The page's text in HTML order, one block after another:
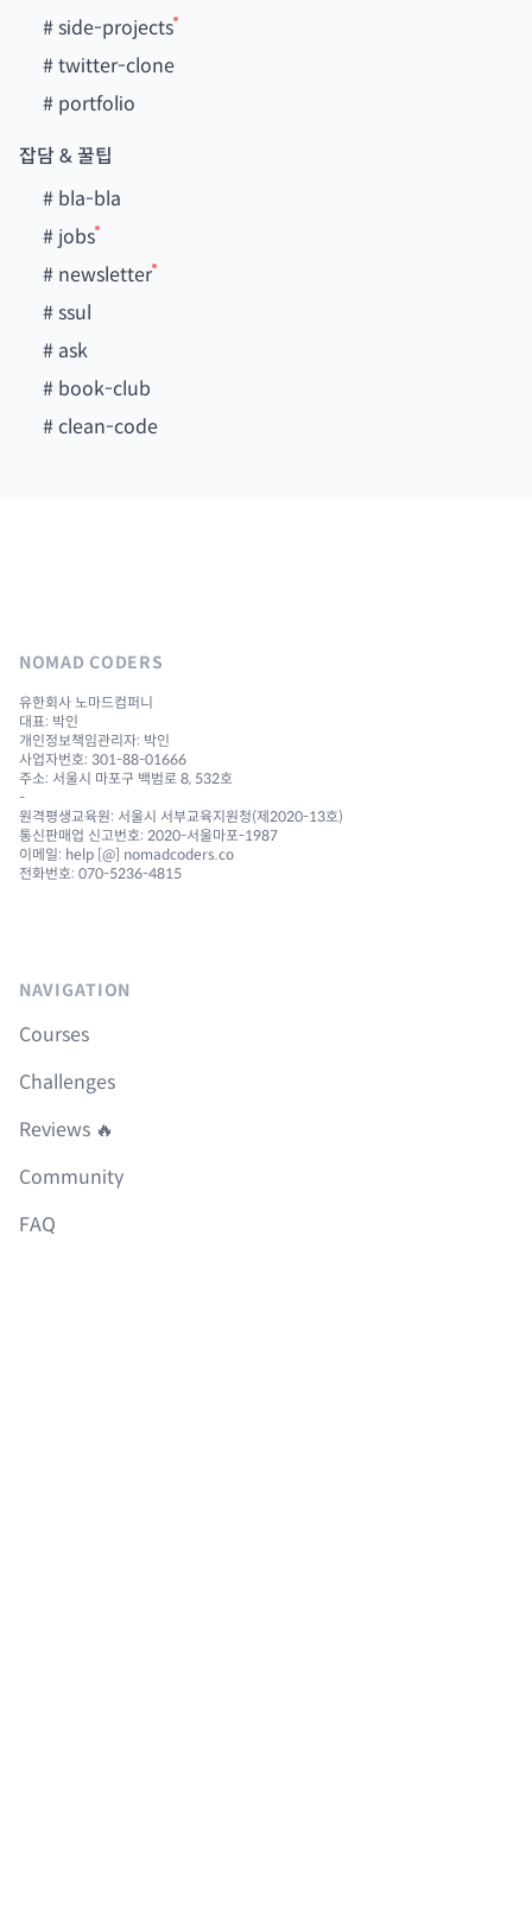
#side-projects
#twitter-clone
# portfolio
잡담 & 꿀팁
# bla-bla
# jobs
# newsletter
#ssul
# ask
# book-club
#clean-code
NOMAD CODERS
유한회사 노마드컴퍼니
대표: 박인
개인정보책임관리자: 박인
사업자번호: 301-88-01666
주소: 서울시 마포구 백범로 8, 532호
-
원격평생교육원: 서울시 서부교육지원청(제2020-13호)
통신판매업 신고번호: 2020-서울마포-1987
이메일: help [@] nomadcoders.co
전화번호: 070-5236-4815
NAVIGATION
Courses
Challenges
Reviews 🔥
Community
FAQ